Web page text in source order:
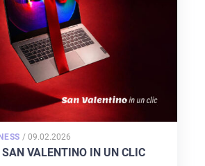
/POSTED
ON
09.02.2026
VALENTINO IN UN CLIC